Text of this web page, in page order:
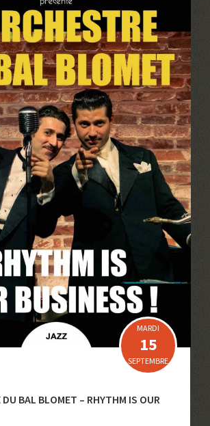
MARDI
15
SEPTEMBRE
DU BAL BLOMET – RHYTHM IS OUR